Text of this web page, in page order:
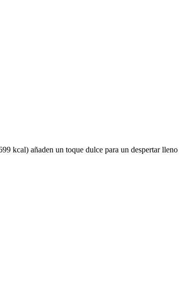
kcal) añaden un toque dulce para un despertar lleno